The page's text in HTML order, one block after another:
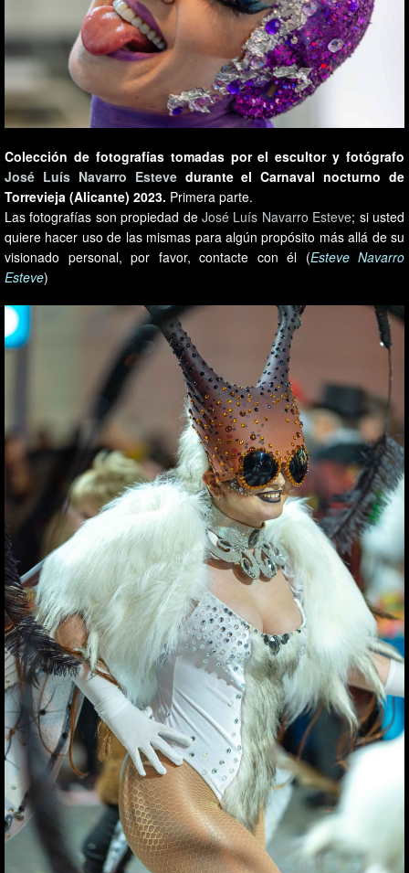
Colección de fotografías tomadas por el escultor y fotógrafo
José Luís Navarro Estevedurante el Carnaval nocturno de
Torrevieja (Alicante) 2023. Primera parte.
Las fotografías son propiedad de José Luís Navarro Esteve; si usted
quiere hacer uso de las mismas para algún propósito más allá de su
visionado personal, por favor, contacte con él (Esteve Navarro
Esteve)